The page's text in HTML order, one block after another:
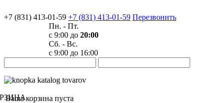
+7 (831) 413-01-59 +7 (831) 413-01-59 Перезвонить
Пн. - Пт.
с 9:00 до 20:00
Сб. - Вс.
с 9:00 до 16:00
Ваша корзина пуста